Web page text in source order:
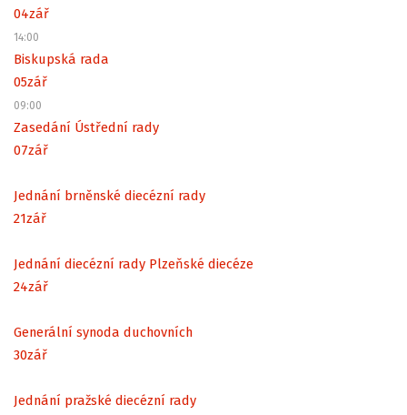
04zář
14:00
Biskupská rada
05zář
09:00
Zasedání Ústřední rady
07zář
Jednání brněnské diecézní rady
21zář
Jednání diecézní rady Plzeňské diecéze
24zář
Generální synoda duchovních
30zář
Jednání pražské diecézní rady